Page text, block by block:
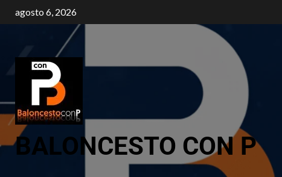
agosto 6, 2026
BALONCESTO CON P